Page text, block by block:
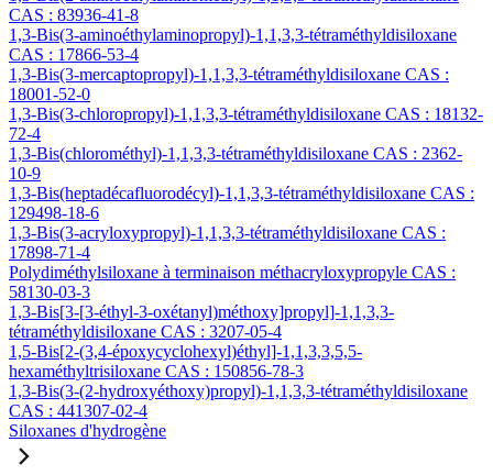
CAS : 83936-41-8
1,3-Bis(3-aminoéthylaminopropyl)-1,1,3,3-tétraméthyldisiloxane
CAS : 17866-53-4
1,3-Bis(3-mercaptopropyl)-1,1,3,3-tétraméthyldisiloxane CAS :
18001-52-0
1,3-Bis(3-chloropropyl)-1,1,3,3-tétraméthyldisiloxane CAS : 18132-
72-4
1,3-Bis(chlorométhyl)-1,1,3,3-tétraméthyldisiloxane CAS : 2362-
10-9
1,3-Bis(heptadécafluorodécyl)-1,1,3,3-tétraméthyldisiloxane CAS :
129498-18-6
1,3-Bis(3-acryloxypropyl)-1,1,3,3-tétraméthyldisiloxane CAS :
17898-71-4
Polydiméthylsiloxane à terminaison méthacryloxypropyle CAS :
58130-03-3
1,3-Bis[3-[3-éthyl-3-oxétanyl)méthoxy]propyl]-1,1,3,3-
tétraméthyldisiloxane CAS : 3207-05-4
1,5-Bis[2-(3,4-époxycyclohexyl)éthyl]-1,1,3,3,5,5-
hexaméthyltrisiloxane CAS : 150856-78-3
1,3-Bis(3-(2-hydroxyéthoxy)propyl)-1,1,3,3-tétraméthyldisiloxane
CAS : 441307-02-4
Siloxanes d'hydrogène